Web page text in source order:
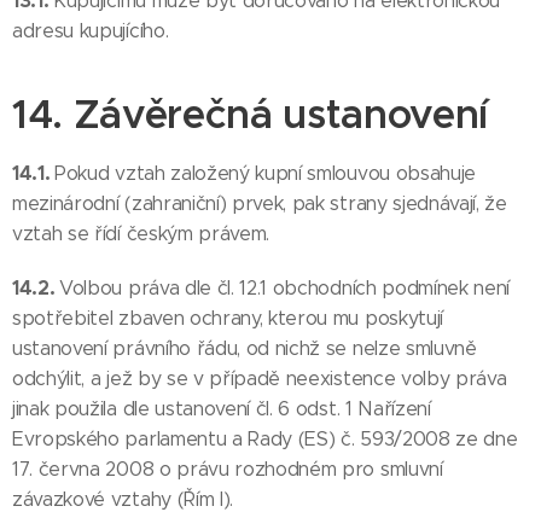
adresu kupujícího.
14. Závěrečná ustanovení
14.1.Pokud vztah založený kupní smlouvou obsahuje
mezinárodní (zahraniční) prvek, pak strany sjednávají, že
vztah se řídí českým právem.
14.2.Volbou práva dle čl. 12.1 obchodních podmínek není
spotřebitel zbaven ochrany, kterou mu poskytují
ustanovení právního řádu, od nichž se nelze smluvně
odchýlit, a jež by se v případě neexistence volby práva
jinak použila dle ustanovení čl. 6 odst. 1 Nařízení
Evropského parlamentu a Rady (ES) č. 593/2008 ze dne
17. června 2008 o právu rozhodném pro smluvní
závazkové vztahy (Řím I).